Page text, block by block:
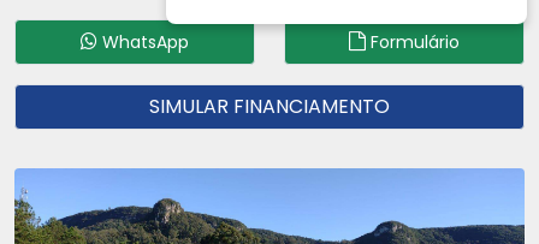
WhatsApp Formulário
SIMULAR FINANCIAMENTO